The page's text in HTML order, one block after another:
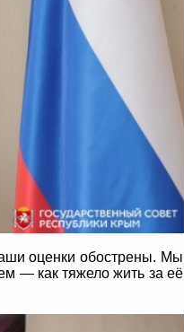
оценки обострены. Мы
— как тяжело жить за её